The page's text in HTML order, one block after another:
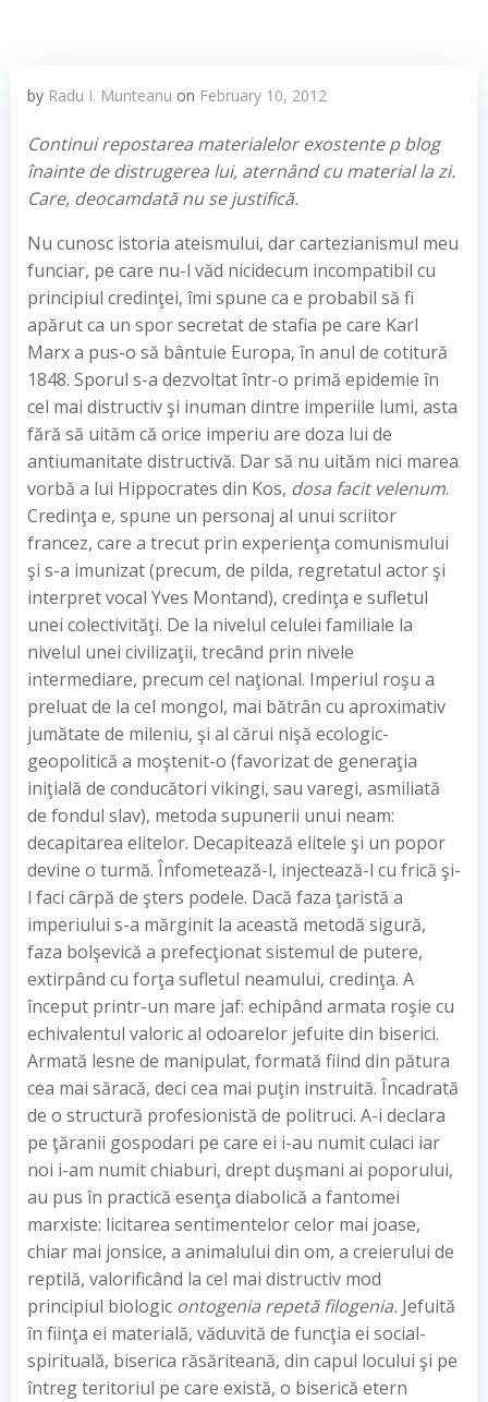
by Radu I. Munteanu on February 10, 2012
Continui repostarea materialelor exostente p blog
înainte de distrugerea lui, aternând cu material la zi.
Care, deocamdată nu se justifică.
Nu cunosc istoria ateismului, dar cartezianismul meu
funciar, pe care nu-l văd nicidecum incompatibil cu
principiul credinţei, îmi spune ca e probabil să fi
apărut ca un spor secretat de stafia pe care Karl
Marx a pus-o să bântuie Europa, în anul de cotitură
1848. Sporul s-a dezvoltat într-o primă epidemie în
cel mai distructiv şi inuman dintre imperiile lumi, asta
fără să uităm că orice imperiu are doza lui de
antiumanitate distructivă. Dar să nu uităm nici marea
vorbă a lui Hippocrates din Kos, dosa facit velenum.
Credinţa e, spune un personaj al unui scriitor
francez, care a trecut prin experienţa comunismului
şi s-a imunizat (precum, de pilda, regretatul actor şi
interpret vocal Yves Montand), credinţa e sufletul
unei colectivităţi. De la nivelul celulei familiale la
nivelul unei civilizaţii, trecând prin nivele
intermediare, precum cel naţional. Imperiul roşu a
preluat de la cel mongol, mai bătrân cu aproximativ
jumătate de mileniu, şi al cărui nişă ecologic-
geopolitică a moştenit-o (favorizat de generaţia
iniţială de conducători vikingi, sau varegi, asmiliată
de fondul slav), metoda supunerii unui neam:
decapitarea elitelor. Decapitează elitele şi un popor
devine o turmă. Înfometează-l, injectează-l cu frică şi-
l faci cârpă de şters podele. Dacă faza ţaristă a
imperiului s-a mărginit la această metodă sigură,
faza bolşevică a prefecţionat sistemul de putere,
extirpând cu forţa sufletul neamului, credinţa. A
început printr-un mare jaf: echipând armata roşie cu
echivalentul valoric al odoarelor jefuite din biserici.
Armată lesne de manipulat, formată fiind din pătura
cea mai săracă, deci cea mai puţin instruită. Încadrată
de o structură profesionistă de politruci. A-i declara
pe ţăranii gospodari pe care ei i-au numit culaci iar
noi i-am numit chiaburi, drept duşmani ai poporului,
au pus în practică esenţa diabolică a fantomei
marxiste: licitarea sentimentelor celor mai joase,
chiar mai jonsice, a animalului din om, a creierului de
reptilă, valorificând la cel mai distructiv mod
principiul biologic ontogenia repetă filogenia. Jefuită
în fiinţa ei materială, văduvită de funcţia ei social-
spirituală, biserica răsăriteană, din capul locului şi pe
întreg teritoriul pe care există, o biserică etern